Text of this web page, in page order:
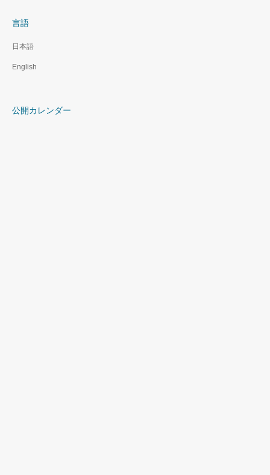
言語
日本語
English
公開カレンダー